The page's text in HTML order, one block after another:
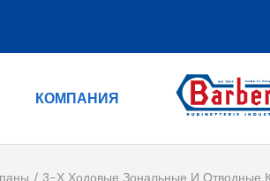
КОМПАНИЯ
3-Х Ходовые Зональные И Отводные